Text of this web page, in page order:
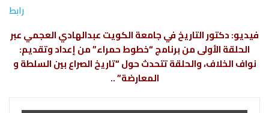
رابط
فيديو: دكتور التاريخ في جامعة الكويت عبدالهادي العجمي عبر
الحلقة الأولى من برنامج “خطوط حمراء” من إعداد وتقديم:
نواف الخلاف، والحلقة تتحدث حول “تاريخ الصراع بين السلطة و
المعارضة” ..